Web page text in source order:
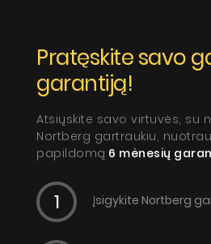
Dizainerio
Techninė
Virtualus
Kur
Akcijos
Sutinku, kad mano asmens duomenys būtų
respublikos duomenų apsaugos įstatymą
Pratęskite savo
garantiją!
Atsiųskite savo virtuvės, su
Nortberg gartraukiu,
papildomą 6 mėnesių
Įsigykite Nortberg